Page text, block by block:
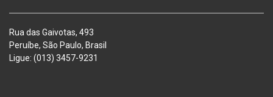
Rua das Gaivotas, 493
Peruíbe, São Paulo, Brasil
Ligue: (013) 3457-9231